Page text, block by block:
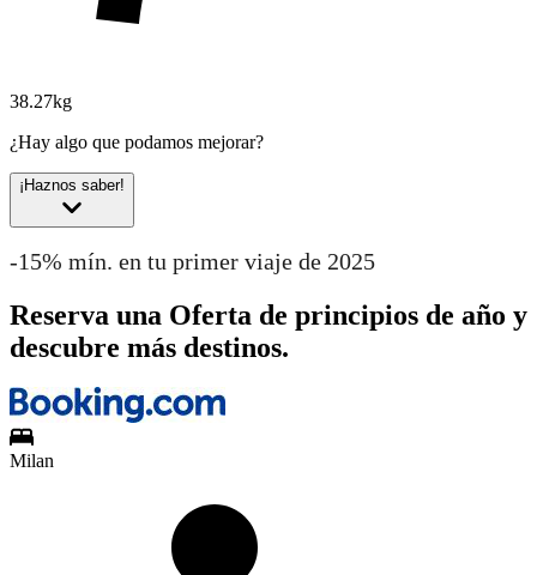
38.27kg
¿Hay algo que podamos mejorar?
¡Haznos saber!
-15% mín. en tu primer viaje de 2025
Reserva una Oferta de principios de año y
descubre más destinos.
Milan